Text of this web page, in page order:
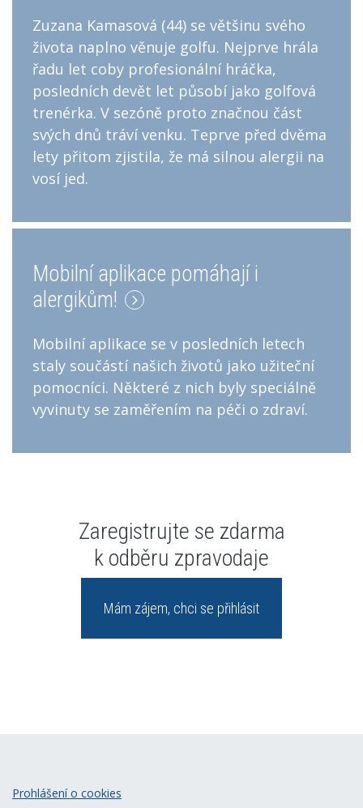
Zuzana Kamasová (44) se většinu svého
života naplno věnuje golfu. Nejprve hrála
řadu let coby profesionální hráčka,
posledních devět let působí jako golfová
trenérka. V sezóně proto značnou část
svých dnů tráví venku. Teprve před dvěma
lety přitom zjistila, že má silnou alergii na
vosí jed.
Mobilní aplikace pomáhají i
alergikům!
Mobilní aplikace se v posledních letech
staly součástí našich životů jako užiteční
pomocníci. Některé z nich byly speciálně
vyvinuty se zaměřením na péči o zdraví.
Zaregistrujte se zdarma
k odběru zpravodaje
Mám zájem, chci se přihlásit
Prohlášení o cookies